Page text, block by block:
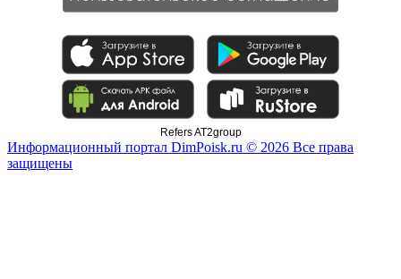
Refers AT2group
Информационный портал DimPoisk.ru © 2026 Все права
защищены